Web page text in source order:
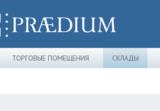
ТОРГОВЫЕ ПОМЕЩЕНИЯ СКЛАДЫ